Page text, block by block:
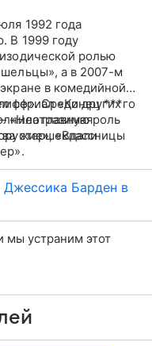
1992 года
В 1999 году
ролью
а в 2007-м
в комедийной
Среди других
«Неотразимая
«Вдали
сериал «Конец ***го
главную роль
старшеклассницы
Джессика Барден в
устраним этот